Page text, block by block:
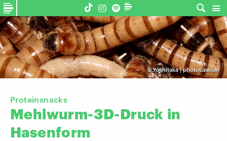
©Yoshitaka | photocase.de
Proteinsnacks
Mehlwurm-3D-Druck in
Hasenform